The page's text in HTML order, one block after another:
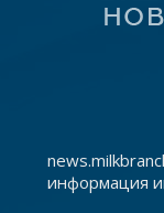
информация